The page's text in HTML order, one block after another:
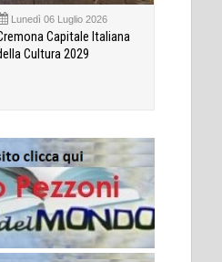
Lunedì 06 Luglio 2026
Capitale Italiana
Cultura 2029